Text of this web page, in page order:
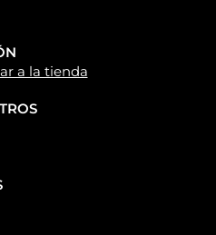
a la tienda